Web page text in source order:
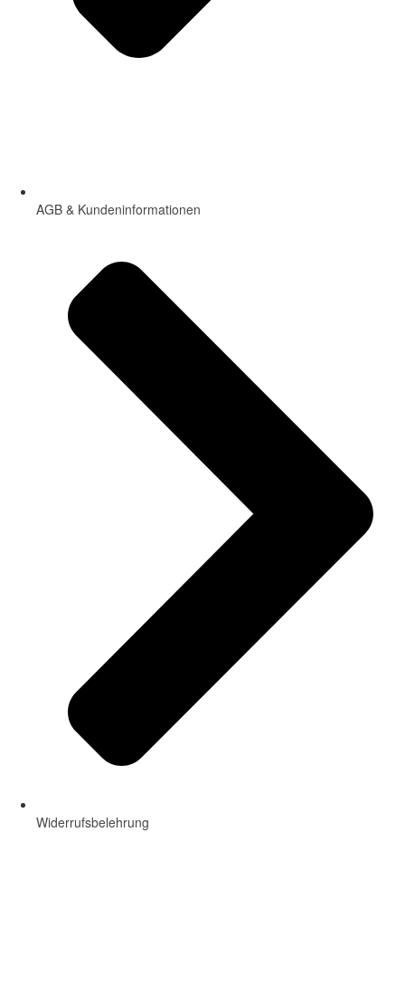
AGB & Kundeninformationen
Widerrufsbelehrung